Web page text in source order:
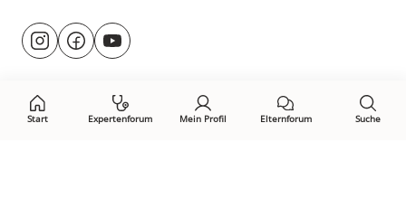
Start Expertenforum Mein Profil Elternforum Suche
Besuche
uns@rund.ums.baby
facebook.com/rundumsbaby.de
youtube.com/@rundumsbaby_